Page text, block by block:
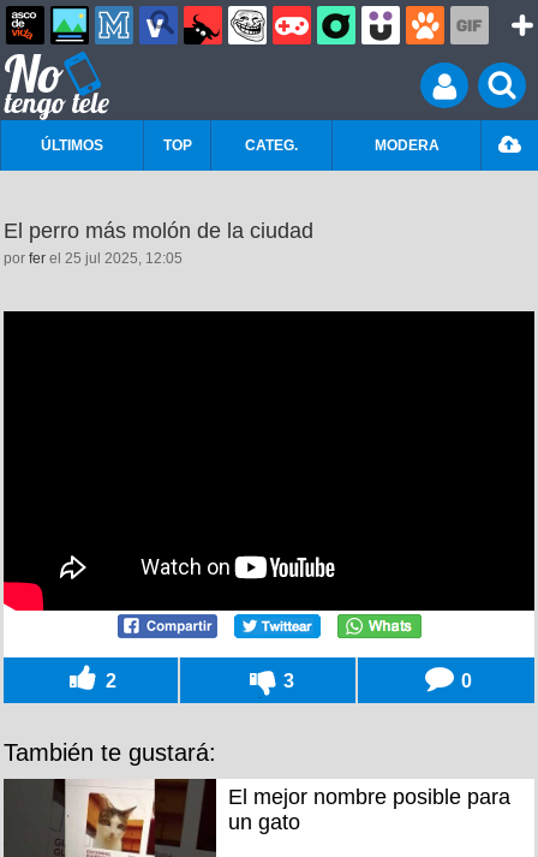
ÚLTIMOS TOP CATEG. MODERA
El perro más molón de la ciudad
por fer el 25 jul 2025, 12:05
2 3 0
También te gustará:
El mejor nombre posible para
un gato